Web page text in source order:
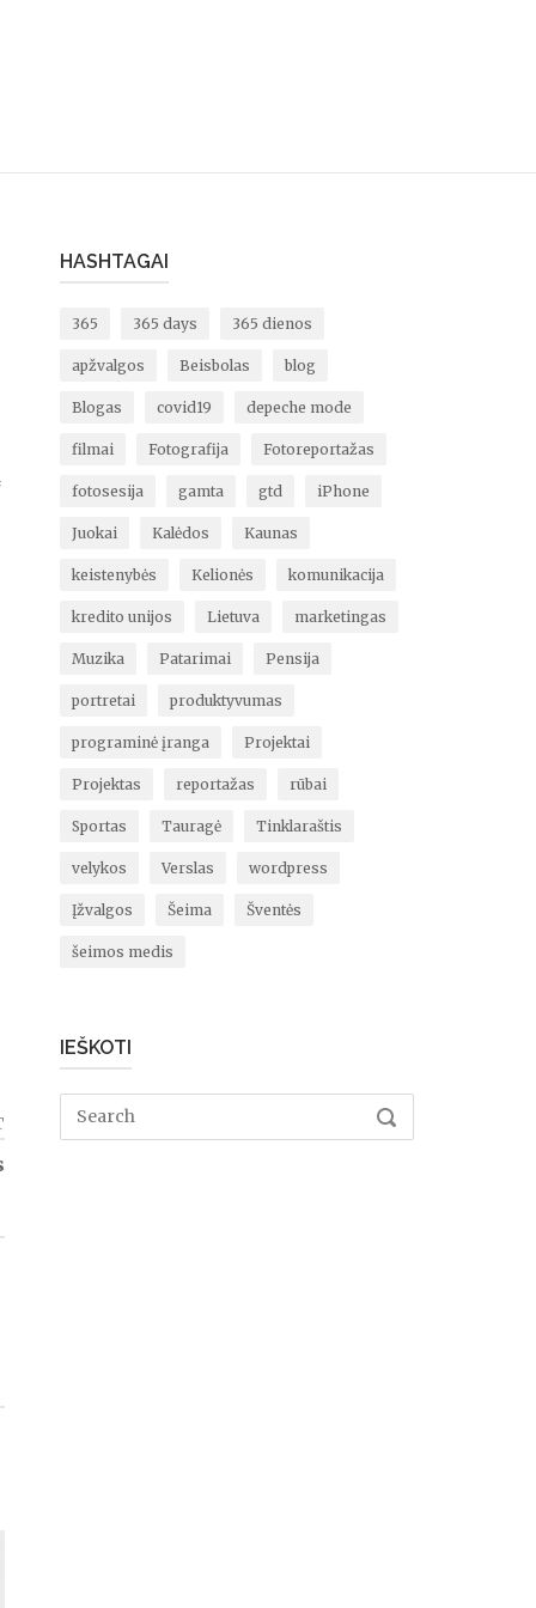
HASHTAGAI
365 365 days 365 dienos
apžvalgos Beisbolas blog
Blogas covid19 depeche mode
filmai Fotografija Fotoreportažas
fotosesija gamta gtd iPhone
Juokai Kalėdos Kaunas
keistenybės Kelionės komunikacija
kredito unijos Lietuva marketingas
Muzika Patarimai Pensija
portretai produktyvumas
programinė įranga Projektai
Projektas reportažas rūbai
Sportas Tauragė Tinklaraštis
velykos Verslas wordpress
Įžvalgos Šeima Šventės
šeimos medis
IEŠKOTI
Search
SEARCH